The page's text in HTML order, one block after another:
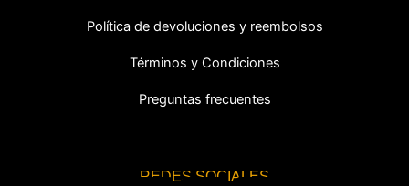
Política de devoluciones y reembolsos
Términos y Condiciones
Preguntas frecuentes
REDES SOCIALES